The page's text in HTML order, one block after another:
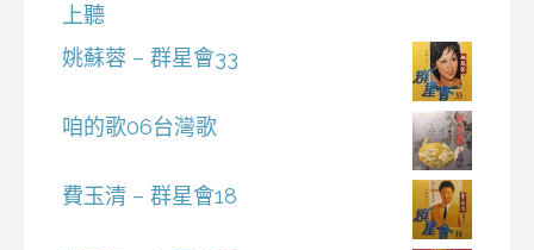
上聽
姚蘇蓉 – 群星會33
咱的歌06台灣歌
費玉清 – 群星會18